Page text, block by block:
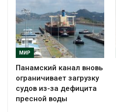
МИР
Панамский канал вновь
ограничивает загрузку
судов из-за дефицита
пресной воды